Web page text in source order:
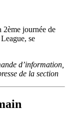
journée de
se
d’information,
de la section